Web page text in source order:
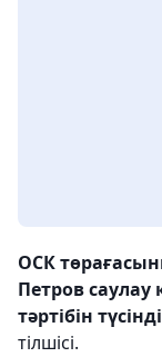
ОСК
Петров саулау
тәртібін
тілшісі.